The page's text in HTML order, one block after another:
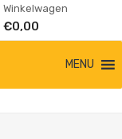
Winkelwagen
€0,00
MENU